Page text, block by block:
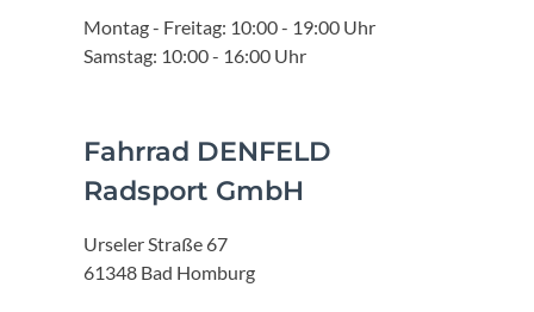
Montag - Freitag: 10:00 - 19:00 Uhr
Samstag: 10:00 - 16:00 Uhr
Fahrrad DENFELD
Radsport GmbH
Urseler Straße 67
61348 Bad Homburg